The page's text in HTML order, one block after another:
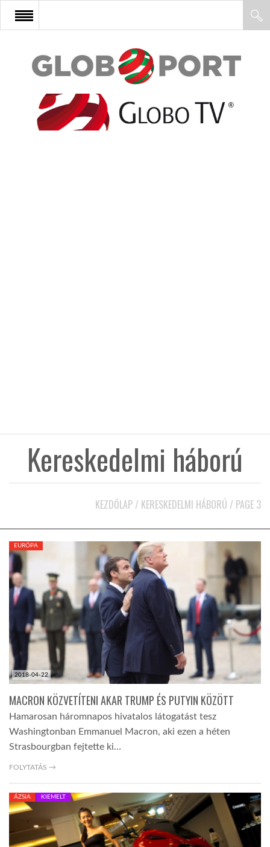
FŐOLDAL
AFRIKA
HÍR3D
TROPICALMAGAZIN
GLOBOTV
AFRIKA TUDÁSTÁR
A NAP SZÉPE
LINKTR.EE
DOBRAVERO.HU
LATIMO.HU
Kereskedelmi háború
KEZDŐLAP / KERESKEDELMI HÁBORÚ / PAGE 3
2018-04-22
EURÓPA
MACRON KÖZVETÍTENI AKAR TRUMP ÉS PUTYIN KÖZÖTT
Hamarosan háromnapos hivatalos látogatást tesz
Washingtonban Emmanuel Macron, aki ezen a héten
Strasbourgban fejtette ki…
FOLYTATÁS →
ÁZSIA KIEMELT